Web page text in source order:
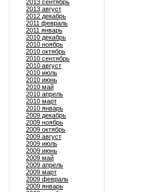
2013 сентябрь
2013 август
2012 декабрь
2011 февраль
2011 январь
2010 декабрь
2010 ноябрь
2010 октябрь
2010 сентябрь
2010 август
2010 июль
2010 июнь
2010 май
2010 апрель
2010 март
2010 январь
2009 декабрь
2009 ноябрь
2009 октябрь
2009 август
2009 июль
2009 июнь
2009 май
2009 апрель
2009 март
2009 февраль
2009 январь